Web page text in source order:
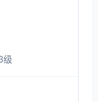
级